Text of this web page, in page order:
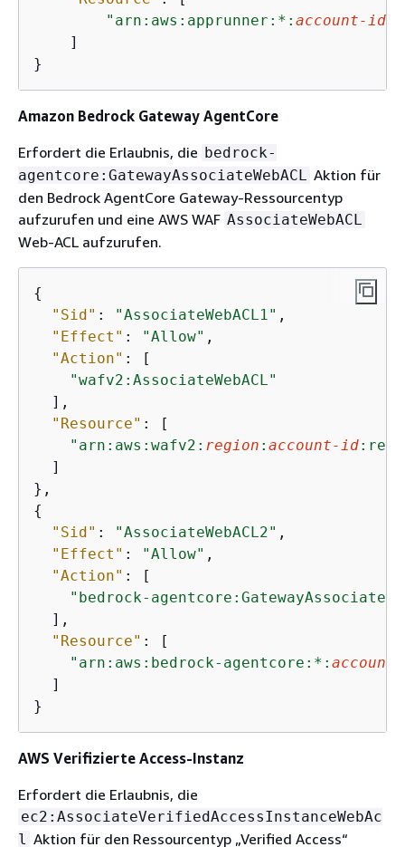
"arn:aws:apprunner:*: account-id
    ]
}
Amazon Bedrock Gateway AgentCore
Erfordert die Erlaubnis, die bedrock-
agentcore:GatewayAssociateWebACL
Aktion für
den Bedrock AgentCore Gateway-Ressourcentyp
aufzurufen und eine AWS WAF AssociateWebACL
Web-ACL aufzurufen.
{
"Sid" : "AssociateWebACL1" ,
"Effect" : "Allow" ,
"Action" : [
"wafv2:AssociateWebACL"
  ],
"Resource" : [
"arn:aws:wafv2: region : account-id
  ]
{
"Sid" : "AssociateWebACL2" ,
"Effect" : "Allow" ,
"Action" : [
"bedrock-
  ],
"Resource" : [
"arn:aws:bedrock-agentcore:*:
  ]
}
AWS Verifizierte Access-Instanz
Erfordert die Erlaubnis, die
ec2:AssociateVerifiedAccessInstanceWebAc
l Aktion für den Ressourcentyp „Verified Access“